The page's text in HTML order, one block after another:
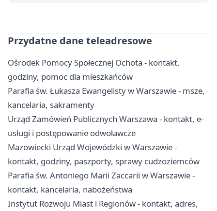
Przydatne dane teleadresowe
Ośrodek Pomocy Społecznej Ochota - kontakt,
godziny, pomoc dla mieszkańców
Parafia św. Łukasza Ewangelisty w Warszawie - msze,
kancelaria, sakramenty
Urząd Zamówień Publicznych Warszawa - kontakt, e-
usługi i postępowanie odwoławcze
Mazowiecki Urząd Wojewódzki w Warszawie -
kontakt, godziny, paszporty, sprawy cudzoziemców
Parafia św. Antoniego Marii Zaccarii w Warszawie -
kontakt, kancelaria, nabożeństwa
Instytut Rozwoju Miast i Regionów - kontakt, adres,